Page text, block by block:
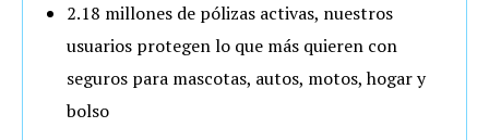
2.18 millones de pólizas activas, nuestros
usuarios protegen lo que más quieren con
seguros para mascotas, autos, motos, hogar y
bolso